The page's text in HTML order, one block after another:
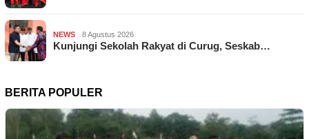
NEWS 8 Agustus 2026
Kunjungi Sekolah Rakyat di Curug, Seskab…
BERITA POPULER